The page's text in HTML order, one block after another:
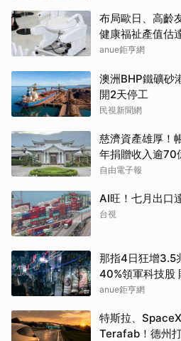
布局歐日、高齡
健康福祉產值估
anue鉅亨網
澳洲BHP鐵礦
開2天停工
民視新聞網
慈濟資產雄厚！
年捐贈收入逾70
自由電子報
AI旺！七月出口
台視
那指4日狂增3.5
40%領軍科技股
手
anue鉅亨網
特斯拉、
Terafab！德州